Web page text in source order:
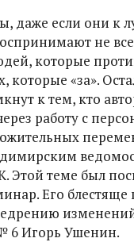
даже если они к
не
которые
которые «за».
к тем, кто
работу с
Этой теме был
Его блестяще
6 Игорь Ушенин.